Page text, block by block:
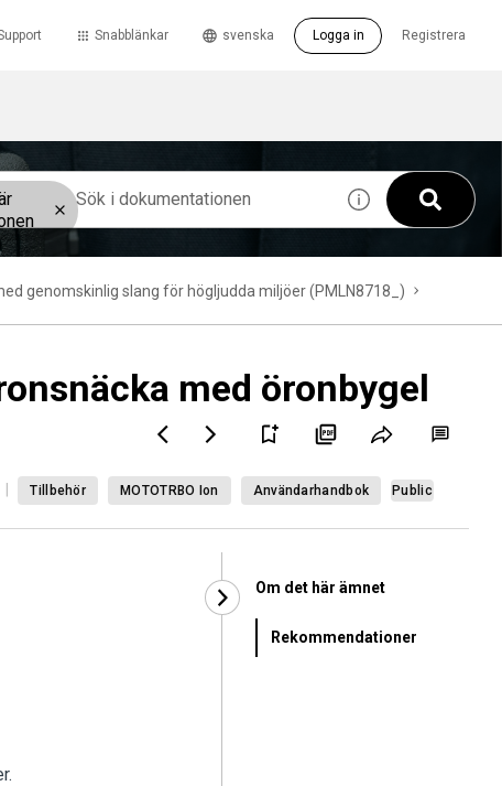
Snabblänkar Registrera
svenska Logga in
genomskinlig slang för högljudda miljöer (PMLN8718_)
med öronbygel
Tillbehör MOTOTRBO Ion Användarhandbok Public
Om det här ämnet
Rekommendationer